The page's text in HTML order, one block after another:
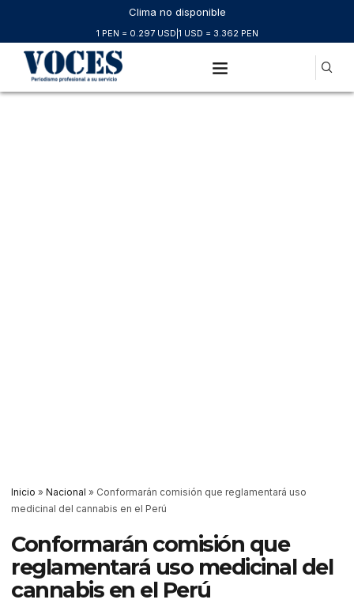
Clima no disponible
1 PEN = 0.297 USD 1 USD = 3.362 PEN
Inicio » Nacional » Conformarán comisión que reglamentará uso
medicinal del cannabis en el Perú
Conformarán comisión que
reglamentará uso medicinal del
cannabis en el Perú